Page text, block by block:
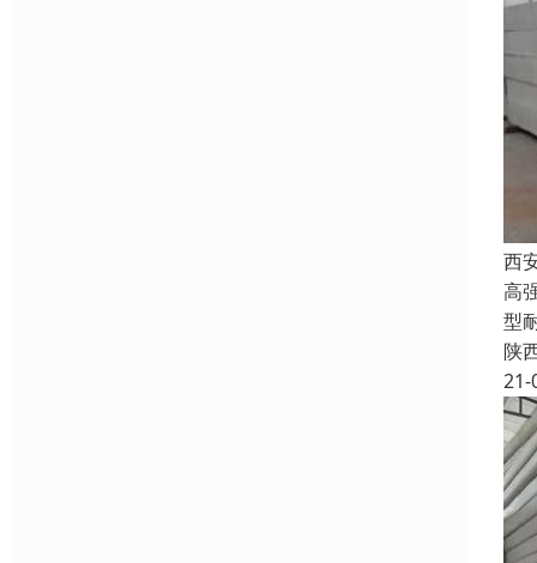
西
高
型
陕
21-